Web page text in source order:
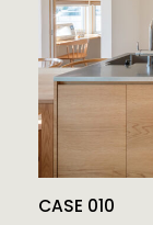
CASE 010